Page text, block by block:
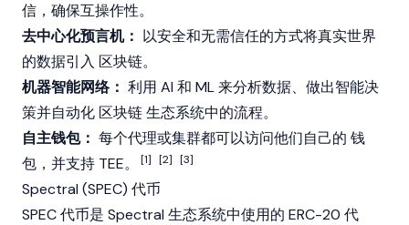
信，确保互操作性。
去中心化预言机： 以安全和无需信任的方式将真实世界
的数据引入 区块链。
机器智能网络： 利用 AI 和 ML 来分析数据、做出智能决
策并自动化 区块链生态系统中的流程。
自主钱包： 每个代理或集群都可以访问他们自己的 钱
包 ，并支持 TEE。 [1] [2] [3]
Spectral (SPEC) 代币
SPEC 代币是 Spectral 生态系统中使用的 ERC-20 代